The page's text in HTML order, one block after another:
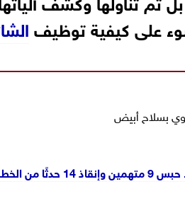
على كيفية توظيف
بسلاح أبيض
الخطر